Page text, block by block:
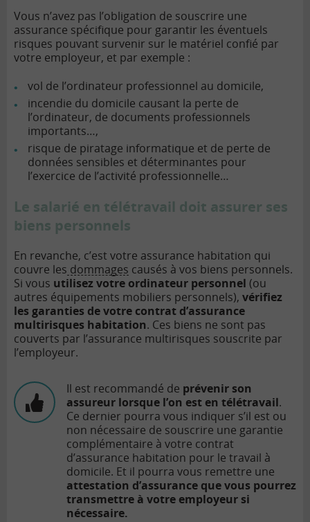
Vous n’avez pas l’obligation de souscrire une
assurance spécifique pour garantir les éventuels
risques pouvant survenir sur le matériel confié par
votre employeur, et par exemple :
vol de l’ordinateur professionnel au domicile,
incendie du domicile causant la perte de
l’ordinateur, de documents professionnels
importants…,
risque de piratage informatique et de perte de
données sensibles et déterminantes pour
l’exercice de l’activité professionnelle…
Le salarié en télétravail doit assurer ses
biens personnels
En revanche, c’est votre assurance habitation qui
couvre les dommages causés à vos biens personnels.
Si vous utilisez votre ordinateur personnel (ou
autres équipements mobiliers personnels), vérifiez
les garanties de votre contrat d’assurance
multirisques habitation. Ces biens ne sont pas
couverts par l’assurance multirisques souscrite par
l’employeur.
Il est recommandé de prévenir son
assureur lorsque l’on est en télétravail.
Ce dernier pourra vous indiquer s’il est ou
non nécessaire de souscrire une garantie
complémentaire à votre contrat
d’assurance habitation pour le travail à
domicile. Et il pourra vous remettre une
attestation d’assurance que vous pourrez
transmettre à votre employeur si
nécessaire.